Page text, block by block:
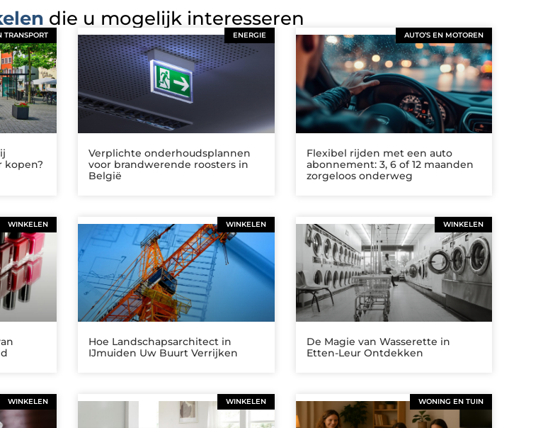
die u mogelijk interesseren
TRANSPORT
kopen?
ENERGIE
Verplichte onderhoudsplannen
voor brandwerende roosters in
België
AUTO’S EN MOTOREN
Flexibel rijden met een auto
abonnement: 3, 6 of 12 maanden
zorgeloos onderweg
WINKELEN WINKELEN
Hoe Landschapsarchitect in
IJmuiden Uw Buurt Verrijken
WINKELEN
De Magie van Wasserette in
Etten-Leur Ontdekken
WINKELEN WINKELEN WONING EN TUIN